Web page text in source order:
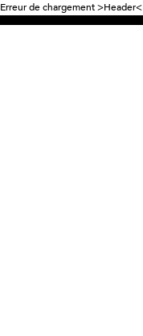
Erreur de chargement >Header<